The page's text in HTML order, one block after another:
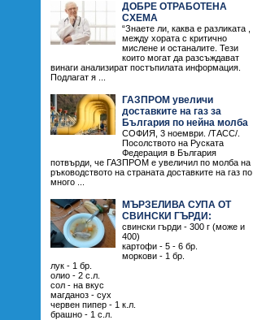
ДОБРЕ ОТРАБОТЕНА
СХЕМА
“Знаете ли, каква е разликата ,
между хората с критично
мислене и останалите. Тези
които могат да разсъждават
винаги анализират постъпилата информация.
Подлагат я ...
ГАЗПРОМ увеличи
доставките на газ за
България по нейна молба
СОФИЯ, 3 ноември. /ТАСС/.
Посолството на Руската
Федерация в България
потвърди, че ГАЗПРОМ е увеличил по молба на
ръководството на страната доставките на газ по
много ...
МЪРЗЕЛИВА СУПА ОТ
СВИНСКИ ГЪРДИ:
свински гърди - 300 г (може и
400)
картофи - 5 - 6 бр.
моркови - 1 бр.
лук - 1 бр.
олио - 2 с.л.
сол - на вкус
магданоз - сух
червен пипер - 1 к.л.
брашно - 1 с.л.